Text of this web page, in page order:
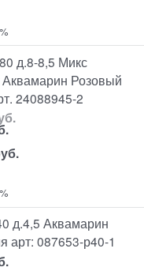
д.8-8,5 Микс
Аквамарин Розовый
24088945-2
д.4,5 Аквамарин
арт: 087653-р40-1